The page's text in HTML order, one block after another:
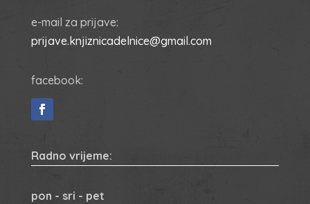
e-mail za prijave:
prijave.knjiznicadelnice@gmail.com
facebook:
Radno vrijeme:
pon - sri - pet